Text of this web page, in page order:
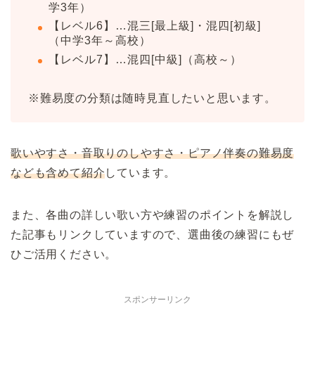
学3年）
【レベル6】…混三[最上級]・混四[初級]
（中学3年～高校）
【レベル7】…混四[中級]（高校～）
※難易度の分類は随時見直したいと思います。
歌いやすさ・音取りのしやすさ・ピアノ伴奏の難易度
なども含めて紹介しています。
また、各曲の詳しい歌い方や練習のポイントを解説し
た記事もリンクしていますので、選曲後の練習にもぜ
ひご活用ください。
スポンサーリンク